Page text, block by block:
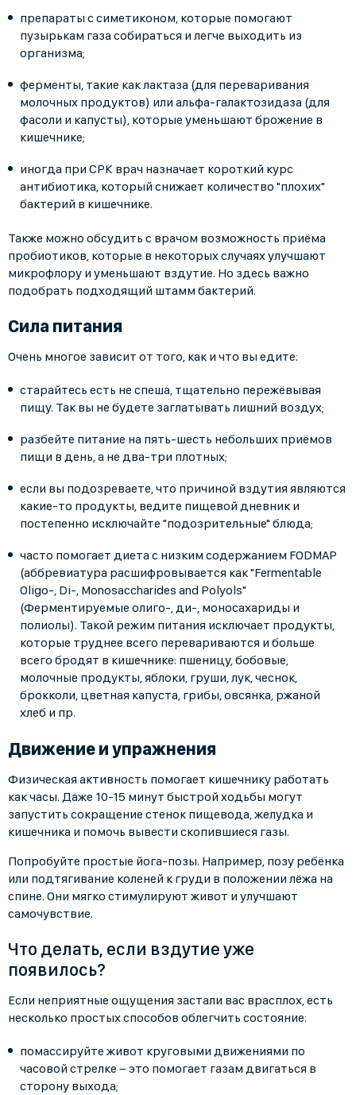
препараты с симетиконом, которые помогают
пузырькам газа собираться и легче выходить из
организма;
ферменты, такие как лактаза (для переваривания
молочных продуктов) или альфа-галактозидаза (для
фасоли и капусты), которые уменьшают брожение в
кишечнике;
иногда при СРК врач назначает короткий курс
антибиотика, который снижает количество "плохих"
бактерий в кишечнике.
Также можно обсудить с врачом возможность приёма
пробиотиков, которые в некоторых случаях улучшают
микрофлору и уменьшают вздутие. Но здесь важно
подобрать подходящий штамм бактерий.
Сила питания
Очень многое зависит от того, как и что вы едите:
старайтесь есть не спеша, тщательно пережёвывая
пищу. Так вы не будете заглатывать лишний воздух;
разбейте питание на пять-шесть небольших приёмов
пищи в день, а не два-три плотных;
если вы подозреваете, что причиной вздутия являются
какие-то продукты, ведите пищевой дневник и
постепенно исключайте "подозрительные" блюда;
часто помогает диета с низким содержанием FODMAP
(аббревиатура расшифровывается как "Fermentable
Oligo-, Di-, Monosaccharides and Polyols"
(Ферментируемые олиго-, ди-, моносахариды и
полиолы). Такой режим питания исключает продукты,
которые труднее всего перевариваются и больше
всего бродят в кишечнике: пшеницу, бобовые,
молочные продукты, яблоки, груши, лук, чеснок,
брокколи, цветная капуста, грибы, овсянка, ржаной
хлеб и пр.
Движение и упражнения
Физическая активность помогает кишечнику работать
как часы. Даже 10-15 минут быстрой ходьбы могут
запустить сокращение стенок пищевода, желудка и
кишечника и помочь вывести скопившиеся газы.
Попробуйте простые йога-позы. Например, позу ребёнка
или подтягивание коленей к груди в положении лёжа на
спине. Они мягко стимулируют живот и улучшают
самочувствие.
Что делать, если вздутие уже
появилось?
Если неприятные ощущения застали вас врасплох, есть
несколько простых способов облегчить состояние:
помассируйте живот круговыми движениями по
часовой стрелке − это помогает газам двигаться в
сторону выхода;